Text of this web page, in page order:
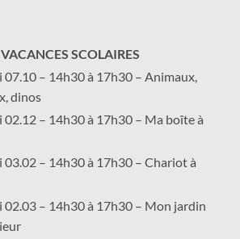
SCOLAIRES
07.10 – 14h30 à 17h30 – Animaux,
dinos
02.12 – 14h30 à 17h30 – Ma boîte à
03.02 – 14h30 à 17h30 – Chariot à
02.03 – 14h30 à 17h30 – Mon jardin